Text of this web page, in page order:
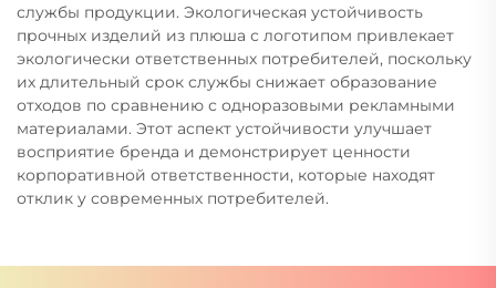
службы продукции. Экологическая устойчивость
прочных изделий из плюша с логотипом привлекает
экологически ответственных потребителей, поскольку
их длительный срок службы снижает образование
отходов по сравнению с одноразовыми рекламными
материалами. Этот аспект устойчивости улучшает
восприятие бренда и демонстрирует ценности
корпоративной ответственности, которые находят
отклик у современных потребителей.